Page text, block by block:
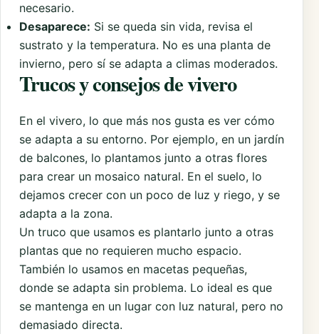
necesario.
Desaparece: Si se queda sin vida, revisa el
sustrato y la temperatura. No es una planta de
invierno, pero sí se adapta a climas moderados.
Trucos y consejos de vivero
En el vivero, lo que más nos gusta es ver cómo
se adapta a su entorno. Por ejemplo, en un jardín
de balcones, lo plantamos junto a otras flores
para crear un mosaico natural. En el suelo, lo
dejamos crecer con un poco de luz y riego, y se
adapta a la zona.
Un truco que usamos es plantarlo junto a otras
plantas que no requieren mucho espacio.
También lo usamos en macetas pequeñas,
donde se adapta sin problema. Lo ideal es que
se mantenga en un lugar con luz natural, pero no
demasiado directa.